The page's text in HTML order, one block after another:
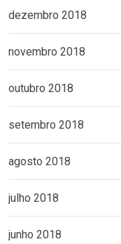
dezembro 2018
novembro 2018
outubro 2018
setembro 2018
agosto 2018
julho 2018
junho 2018